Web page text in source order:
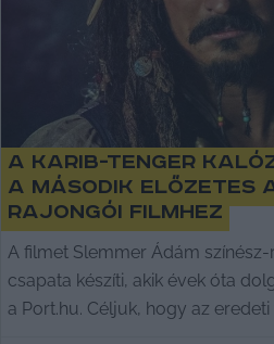
A Karib-tenger
a második előzetes
rajongói filmhez
A filmet Slemmer Ádám
csapata készíti, akik évek óta
a Port.hu. Céljuk, hogy az